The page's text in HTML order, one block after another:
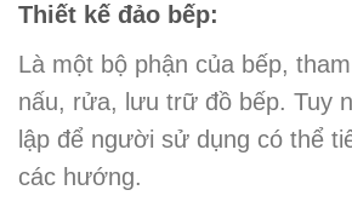
Thiết kế đảo bếp:
Là một bộ phận của bếp,
nấu, rửa, lưu trữ đồ bếp. Tuy
lập để người sử dụng có thể
các hướng.